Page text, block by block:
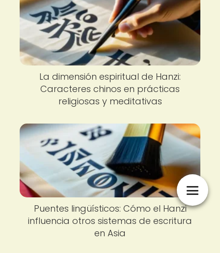
La dimensión espiritual de Hanzi:
Caracteres chinos en prácticas
religiosas y meditativas
Puentes lingüísticos: Cómo el Hanzi
influencia otros sistemas de escritura
en Asia